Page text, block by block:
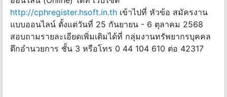
http://cphregister.hsoft.in.th เข้าไปที่ หัวข้อ สมัครงาน
แบบออนไลน์ ตั้งแต่วันที่ 25 กันยายน - 6 ตุลาคม 2568
สอบถามรายละเอียดเพิ่มเติมได้ที่ กลุ่มงานทรัพยากรบุคคล
ตึกอํานวยการ ชั้น 3 หรือโทร 0 44 104 610 ต่อ 42317